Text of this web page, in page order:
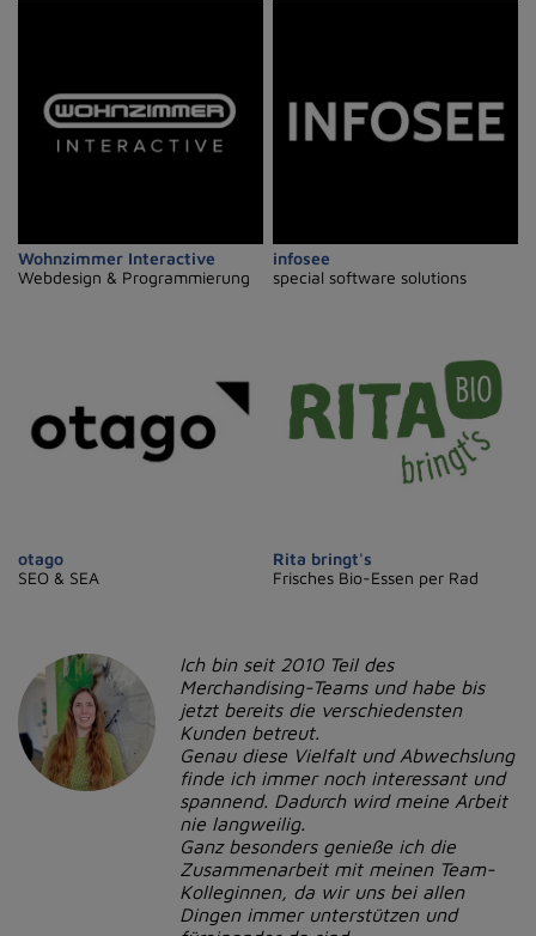
Wohnzimmer Interactive
Webdesign & Programmierung
infosee
special software solutions
otago
SEO & SEA
Rita bringt's
Frisches Bio-Essen per Rad
Ich bin seit 2010 Teil des
Merchandising-Teams und habe bis
jetzt bereits die verschiedensten
Kunden betreut.
Genau diese Vielfalt und Abwechslung
finde ich immer noch interessant und
spannend. Dadurch wird meine Arbeit
nie langweilig.
Ganz besonders genieße ich die
Zusammenarbeit mit meinen Team-
Kolleginnen, da wir uns bei allen
Dingen immer unterstützen und